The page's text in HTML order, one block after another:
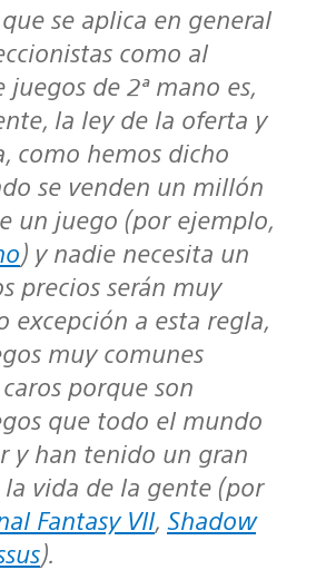
como al
juegos de 2ª mano es,
la ley de la oferta y
como hemos dicho
se venden un millón
un juego (por ejemplo,
) y nadie necesita un
precios serán muy
excepción a esta regla,
muy comunes
porque son
que todo el mundo
y han tenido un gran
vida de la gente (por
Fantasy VII, Shadow
).